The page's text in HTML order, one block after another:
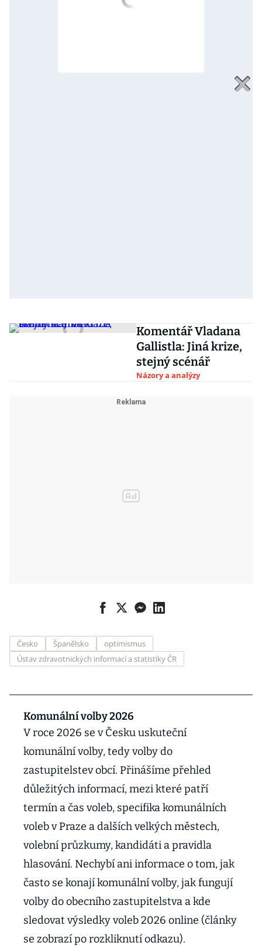
Komentář Vladana
Gallistla: Jiná krize,
stejný scénář
Názory a analýzy
Česko Španělsko
optimismus
Ústav zdravotnických informací a statistiky ČR
Komunální volby 2026
V roce 2026 se v Česku uskuteční
komunální volby, tedy volby do
zastupitelstev obcí. Přinášíme přehled
důležitých informací, mezi které patří
termín a čas voleb, specifika komunálních
voleb v Praze a dalších velkých městech,
volební průzkumy, kandidáti a pravidla
hlasování. Nechybí ani informace o tom, jak
často se konají komunální volby, jak fungují
volby do obecního zastupitelstva a kde
sledovat výsledky voleb 2026 online (články
se zobrazí po rozkliknutí odkazu).